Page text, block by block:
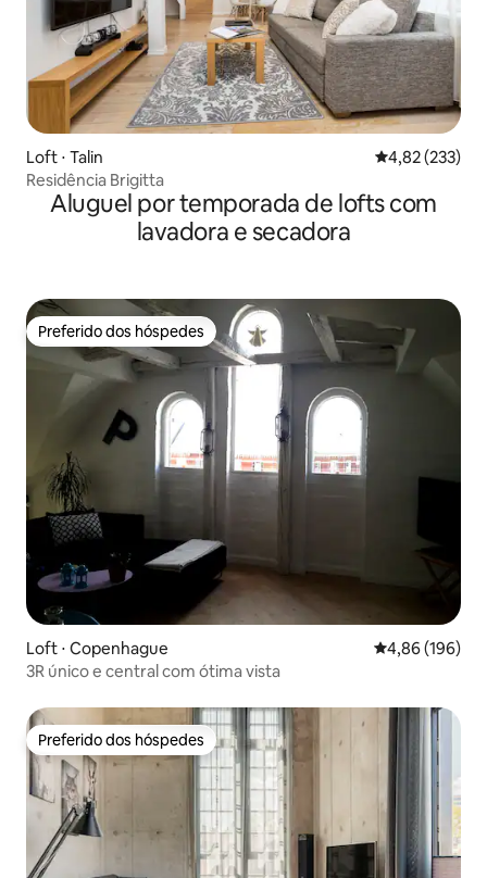
Loft ⋅ Talin 4,82 de uma
4,82 (233)
Residência Brigitta
Aluguel por temporada de lofts com
lavadora e secadora
Preferido dos hóspedes
Preferido dos hóspedes
Loft ⋅ Copenhague 4,86 de uma
4,86 (196)
3R único e central com ótima vista
Preferido dos hóspedes
Preferido dos hóspedes